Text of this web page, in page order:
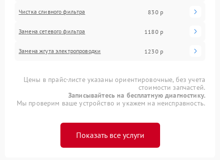
Чистка сливного фильтра 830 р
Замена сетевого фильтра 1180 р
Замена жгута электропроводки 1230 р
Цены в прайс-листе указаны ориентировочные, без учета
стоимости запчастей.
Записывайтесь на бесплатную диагностику.
Мы проверим ваше устройство и укажем на неисправность.
Показать все услуги